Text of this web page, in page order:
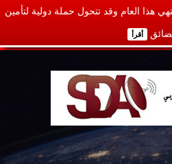
هذا العام وقد تتحول حملة دولية لتأمين
أقرأ